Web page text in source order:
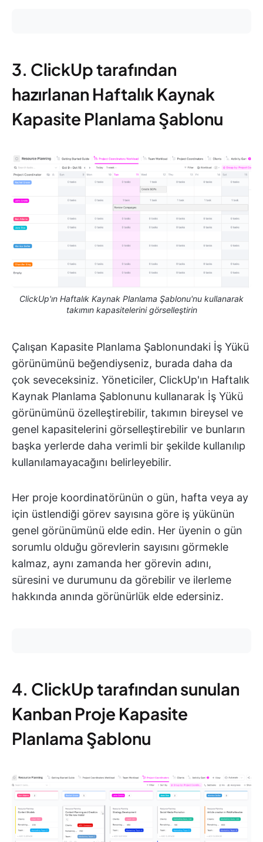
3. ClickUp tarafından
hazırlanan Haftalık Kaynak
Kapasite Planlama Şablonu
ClickUp'ın Haftalık Kaynak Planlama Şablonu'nu kullanarak
takımın kapasitelerini görselleştirin
Çalışan Kapasite Planlama Şablonundaki İş Yükü
görünümünü beğendiyseniz, burada daha da
çok seveceksiniz. Yöneticiler, ClickUp'ın Haftalık
Kaynak Planlama Şablonunu kullanarak İş Yükü
görünümünü özelleştirebilir, takımın bireysel ve
genel kapasitelerini görselleştirebilir ve bunların
başka yerlerde daha verimli bir şekilde kullanılıp
kullanılamayacağını belirleyebilir.
Her proje koordinatörünün o gün, hafta veya ay
için üstlendiği görev sayısına göre iş yükünün
genel görünümünü elde edin. Her üyenin o gün
sorumlu olduğu görevlerin sayısını görmekle
kalmaz, aynı zamanda her görevin adını,
süresini ve durumunu da görebilir ve ilerleme
hakkında anında görünürlük elde edersiniz.
4. ClickUp tarafından sunulan
Kanban Proje Kapasite
Planlama Şablonu